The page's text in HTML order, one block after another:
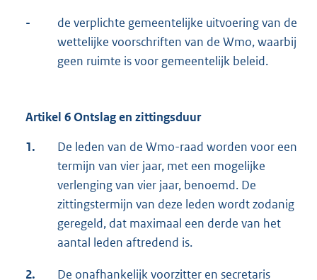
-
de verplichte gemeentelijke uitvoering van de
wettelijke voorschriften van de Wmo, waarbij
geen ruimte is voor gemeentelijk beleid.
Artikel 6 Ontslag en zittingsduur
1.
De leden van de Wmo-raad worden voor een
termijn van vier jaar, met een mogelijke
verlenging van vier jaar, benoemd. De
zittingstermijn van deze leden wordt zodanig
geregeld, dat maximaal een derde van het
aantal leden aftredend is.
2.
De onafhankelijk voorzitter en secretaris